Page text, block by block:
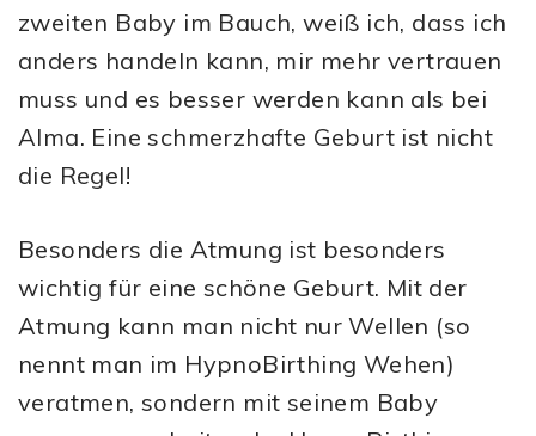
zweiten Baby im Bauch, weiß ich, dass ich
anders handeln kann, mir mehr vertrauen
muss und es besser werden kann als bei
Alma. Eine schmerzhafte Geburt ist nicht
die Regel!
Besonders die Atmung ist besonders
wichtig für eine schöne Geburt. Mit der
Atmung kann man nicht nur Wellen (so
nennt man im HypnoBirthing Wehen)
veratmen, sondern mit seinem Baby